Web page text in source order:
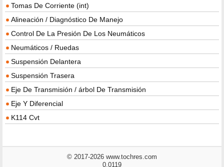
Tomas De Corriente (int)
Alineación / Diagnóstico De Manejo
Control De La Presión De Los Neumáticos
Neumáticos / Ruedas
Suspensión Delantera
Suspensión Trasera
Eje De Transmisión / árbol De Transmisión
Eje Y Diferencial
K114 Cvt
© 2017-2026 www.tochres.com
0.0119